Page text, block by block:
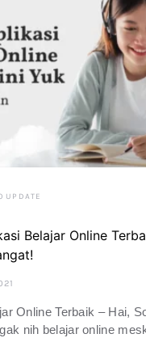
UPDATE
Belajar Online
Online Terbaik – Hai,
nih belajar online